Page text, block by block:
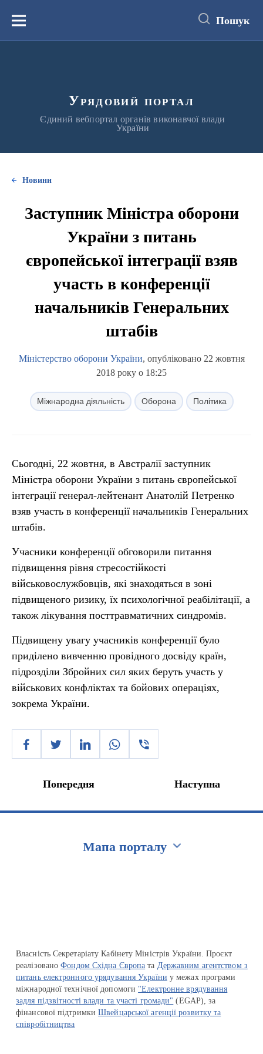
вмістуМеню Пошук
Урядовий портал
Єдиний вебпортал органів виконавчої влади
України
Новини
Заступник Міністра оборони
України з питань
європейської інтеграції взяв
участь в конференції
начальників Генеральних
штабів
Міністерство оборони України, опубліковано 22 жовтня
2018 року о 18:25
Міжнародна діяльність Оборона Політика
Сьогодні, 22 жовтня, в Австралії заступник
Міністра оборони України з питань європейської
інтеграції генерал-лейтенант Анатолій Петренко
взяв участь в конференції начальників Генеральних
штабів.
Учасники конференції обговорили питання
підвищення рівня стресостійкості
військовослужбовців, які знаходяться в зоні
підвищеного ризику, їх психологічної реабілітації, а
також лікування посттравматичних синдромів.
Підвищену увагу учасників конференції було
приділено вивченню провідного досвіду країн,
підрозділи Збройних сил яких беруть участь у
військових конфліктах та бойових операціях,
зокрема України.
Попередня Наступна
Мапа порталу
Власність Секретаріату Кабінету Міністрів України. Проєкт
реалізованоФондом Східна Європа та Державним агентством з
питань електронного урядування України у межах програми
міжнародної технічної допомоги "Електронне врядування
задля підзвітності влади та участі громади" (EGAP), за
фінансової підтримкиШвейцарської агенції розвитку та
співробітництва